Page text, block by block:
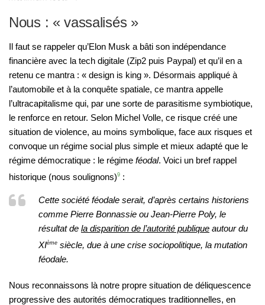
Nous : « vassalisés »
Il faut se rappeler qu’Elon Musk a bâti son indépendance
financière avec la tech digitale (Zip2 puis Paypal) et qu’il en a
retenu ce mantra : « design is king ». Désormais appliqué à
l’automobile et à la conquête spatiale, ce mantra appelle
l’ultracapitalisme qui, par une sorte de parasitisme symbiotique,
le renforce en retour. Selon Michel Volle, ce risque créé une
situation de violence, au moins symbolique, face aux risques et
convoque un régime social plus simple et mieux adapté que le
régime démocratique : le régime féodal. Voici un bref rappel
historique (nous soulignons)9 :
Cette société féodale serait, d’après certains historiens
comme Pierre Bonnassie ou Jean-Pierre Poly, le
résultat de la disparition de l’autorité publique autour du
XIème siècle, due à une crise sociopolitique, la mutation
féodale.
Nous reconnaissons là notre propre situation de déliquescence
progressive des autorités démocratiques traditionnelles, en